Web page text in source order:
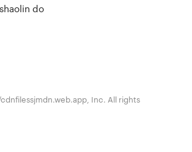
do
Inc. All rights